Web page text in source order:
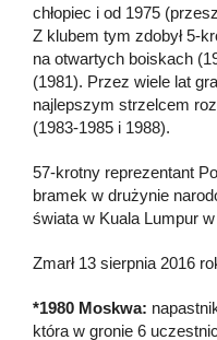
chłopiec i od 1975
Z klubem tym zdobył 5-
na otwartych boiskach
(1981). Przez wiele lat
najlepszym strzelcem
(1983-1985 i 1988).
57-krotny reprezentant
bramek w drużynie
świata w Kuala Lumpur
Zmarł 13 sierpnia 2016
*1980 Moskwa:
która w gronie 6